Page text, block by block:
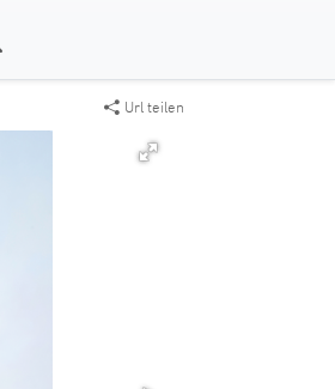
Url teilen